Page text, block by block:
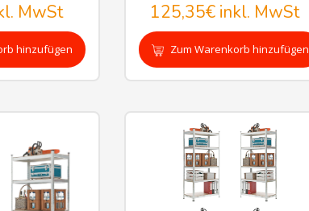
MwSt
hinzufügen
125,35€inkl. MwSt
Zum Warenkorb hinzufügen